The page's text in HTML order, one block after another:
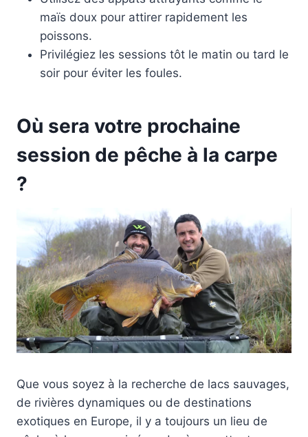
maïs doux pour attirer rapidement les
poissons.
Privilégiez les sessions tôt le matin ou tard le
soir pour éviter les foules.
Où sera votre prochaine
session de pêche à la carpe
?
Que vous soyez à la recherche de lacs sauvages,
de rivières dynamiques ou de destinations
exotiques en Europe, il y a toujours un lieu de